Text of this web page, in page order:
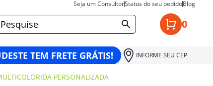
Seja um ConsultorStatus do seu pedidoBlog
0
TEM FRETE GRÁTIS! INFORME SEU CEP
PERSONALIZADA